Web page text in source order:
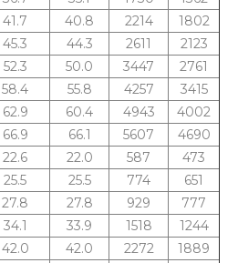
41.7 40.8 2214
1802
45.3 44.3 2611
2123
52.3 50.0 3447
2761
58.4 55.8 4257
3415
62.9 60.4 4943
4002
66.9 66.1 5607
4690
22.6 22.0 587
473
25.5 25.5 774
651
27.8 27.8 929
777
34.1 33.9 1518
1244
42.0 42.0 2272
1889